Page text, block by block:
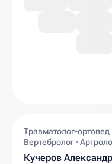
Травматолог-ортопед
Вертебролог ·
Кучеров